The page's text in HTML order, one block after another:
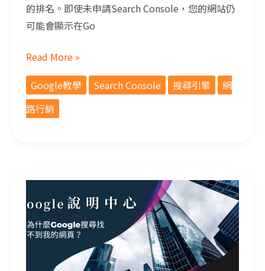
的排名。即使未申請Search Console，您的網站仍
可能會顯示在Go
Read More »
Google教學
Search Console 搜尋引擎
網
路行銷
Google說明中心！為什麼Google搜尋找不到我的網頁？